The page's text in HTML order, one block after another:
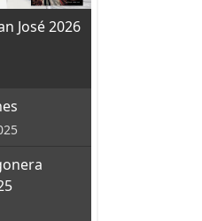
José 2026